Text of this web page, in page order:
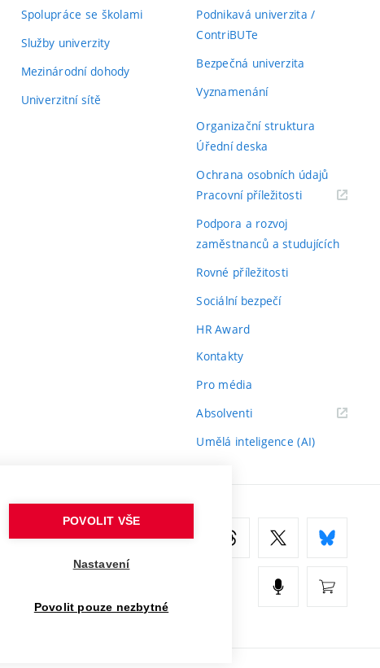
Spolupráce se školami
Služby univerzity
Mezinárodní dohody
Univerzitní sítě
Podnikavá univerzita /
ContriBUTe
Bezpečná univerzita
Vyznamenání
Organizační struktura
Úřední deska
Ochrana osobních údajů
Pracovní příležitosti(externí
Podpora a rozvoj
zaměstnanců a studujících
Rovné příležitosti
Sociální bezpečí
HR Award
Kontakty
Pro média
Absolventi(externí
Umělá inteligence (AI)
POVOLIT VŠE
Nastavení
Povolit pouze nezbytné